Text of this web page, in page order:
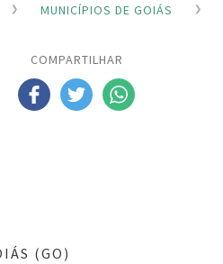
MUNICÍPIOS DE GOIÁS
COMPARTILHAR
(GO)